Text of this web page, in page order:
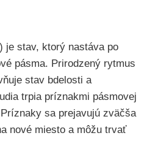
je stav, ktorý nastáva po
pásma. Prirodzený rytmus
stav bdelosti a
trpia príznakmi pásmovej
sa prejavujú zväčša
nové miesto a môžu trvať